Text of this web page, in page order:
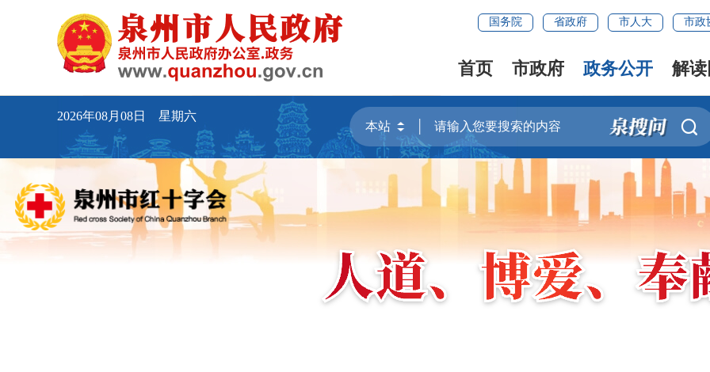
国务院 省政府 市人大 市政
首页 市政府 政务公开 解
2026年08月08日 星期六
